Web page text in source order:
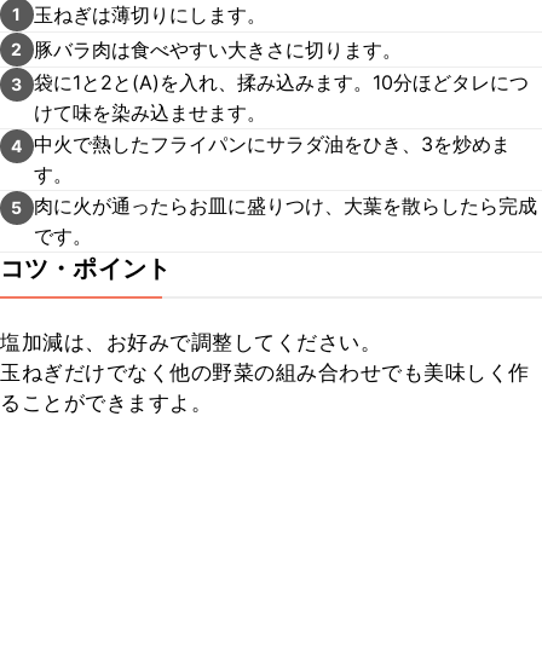
1 玉ねぎは薄切りにします。
2 豚バラ肉は食べやすい大きさに切ります。
3 袋に1と2と(A)を入れ、揉み込みます。10分ほどタレにつ
けて味を染み込ませます。
4 中火で熱したフライパンにサラダ油をひき、3を炒めま
す。
5
肉に火が通ったらお皿に盛りつけ、大葉を散らしたら完成
です。
コツ・ポイント
塩加減は、お好みで調整してください。
玉ねぎだけでなく他の野菜の組み合わせでも美味しく作
ることができますよ。